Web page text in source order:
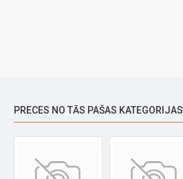
PRECES NO TĀS PAŠAS KATEGORIJAS